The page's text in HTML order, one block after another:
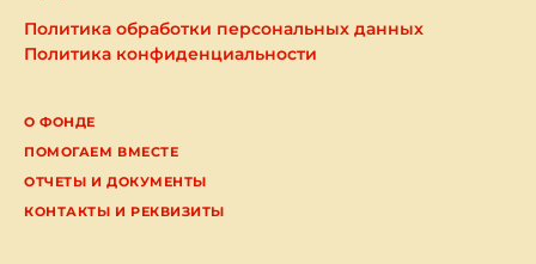
О ФОНДЕ
ПОМОГАЕМ ВМЕСТЕ
ОТЧЕТЫ И ДОКУМЕНТЫ
КОНТАКТЫ И РЕКВИЗИТЫ
Политика обработки персональных данных
Политика конфиденциальности